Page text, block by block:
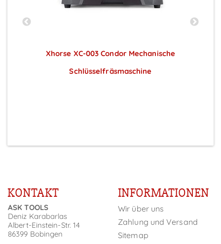
Xhorse XC-003 Condor Mechanische
Schlüsselfräsmaschine
KONTAKT
ASK TOOLS
Deniz Karabarlas
Albert-Einstein-Str. 14
86399 Bobingen
INFORMATIONEN
Wir über uns
Zahlung und Versand
Sitemap